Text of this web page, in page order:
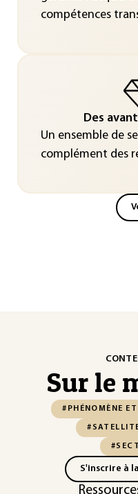
compétences
Des
Un ensemble de
complément des
Sur le
#PHÉNOMÈNE
S'inscrire à